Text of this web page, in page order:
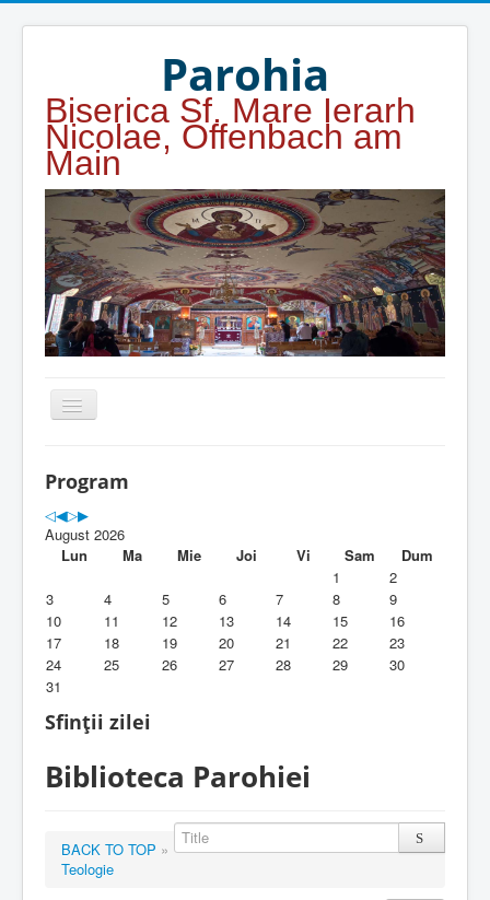
Parohia
Biserica Sf. Mare Ierarh
Nicolae, Offenbach am
Main
Duhovnicesti
Alte legaturi
Biblioteca Parohiei
Foaia Parohiei
Program
August 2026
Lun
Ma Mie Joi Vi Sam
Dum
1
2
3
4 5 6 7 8
9
10
11 12 13 14 15
16
17
18 19 20 21 22
23
24
25 26 27 28 29
30
31
Sfinții zilei
Biblioteca Parohiei
BACK TO TOP »
Teologie